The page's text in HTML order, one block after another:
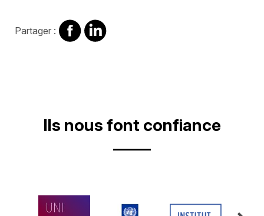
Partager : Partager
sur
Partager
sur
Ils nous font confiance